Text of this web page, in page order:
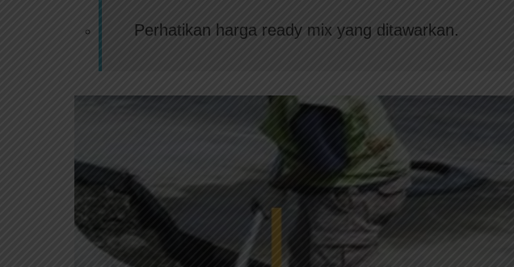
Perhatikan harga ready mix yang ditawarkan.